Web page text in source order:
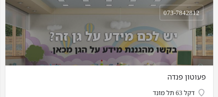
פעוטון פנדה
דקל 63 תל מונד
073-7842812